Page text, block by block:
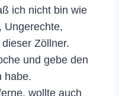
ich nicht bin wie
Ungerechte,
Zöllner.
und gebe den
habe.
wollte auch